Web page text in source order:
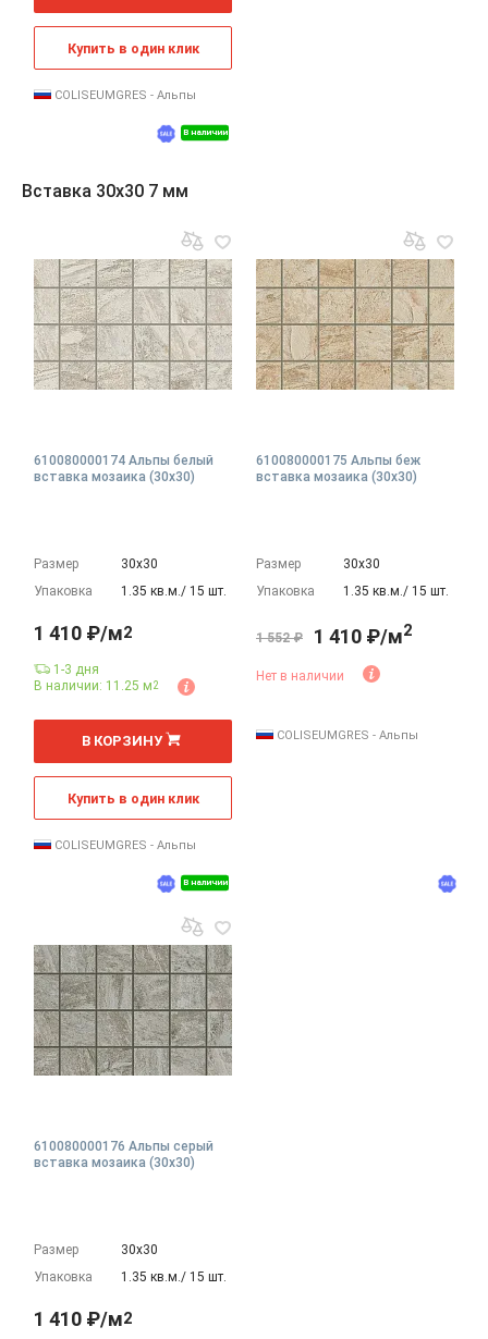
В наличии
Купить в один клик
COLISEUMGRES - Альпы
Вставка 30x30 7 мм
610080000174 Альпы белый
вставка мозаика (30x30)
Размер
30х30
Упаковка
1.35 кв.м./ 15 шт.
В наличии
1 410 ₽/м2
1-3 дня
В наличии: 11.25 м2
м
В КОРЗИНУ
Купить в один клик
COLISEUMGRES - Альпы
610080000175 Альпы беж
вставка мозаика (30x30)
Размер
30х30
Упаковка
1.35 кв.м./ 15 шт.
1 552 ₽ 1 410 ₽/м2
Нет в наличии
COLISEUMGRES - Альпы
610080000176 Альпы серый
вставка мозаика (30x30)
Размер
30х30
Упаковка
1.35 кв.м./ 15 шт.
1 410 ₽/м2